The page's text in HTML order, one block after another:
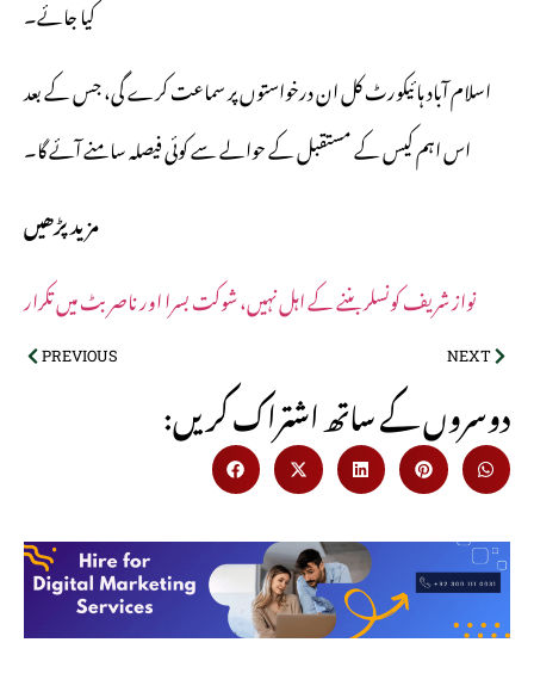
کیا جائے۔
اسلام آباد ہائیکورٹ کل ان درخواستوں پر سماعت کرے گی، جس کے بعد
اس اہم کیس کے مستقبل کے حوالے سے کوئی فیصلہ سامنے آئے گا۔
مزید پڑھیں
نواز شریف کونسلر بننے کے اہل نہیں، شوکت بسرا اور ناصر بٹ میں تکرار
PREVIOUS NEXT
:دوسروں کے ساتھ اشتراک کریں